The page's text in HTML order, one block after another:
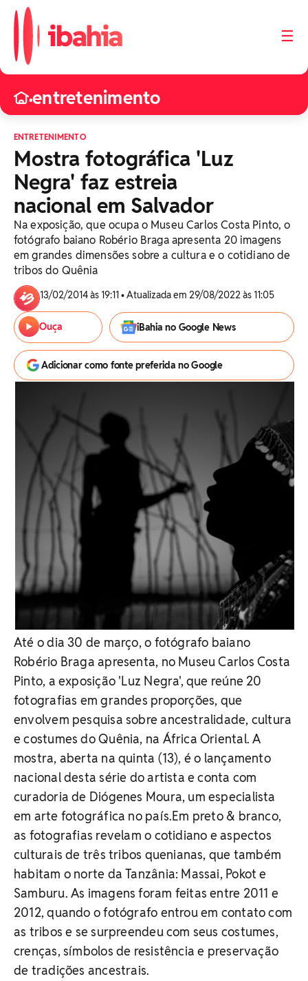
☰
•entretenimento
ENTRETENIMENTO
Mostra fotográfica 'Luz
Negra' faz estreia
nacional em Salvador
Na exposição, que ocupa o Museu Carlos Costa Pinto, o
fotógrafo baiano Robério Braga apresenta 20 imagens
em grandes dimensões sobre a cultura e o cotidiano de
tribos do Quênia
13/02/2014 às 19:11 • Atualizada em 29/08/2022 às 11:05
Ouça iBahia no Google News
Adicionar como fonte preferida no Google
Até o dia 30 de março, o fotógrafo baiano
Robério Braga apresenta, no Museu Carlos Costa
Pinto, a exposição 'Luz Negra', que reúne 20
fotografias em grandes proporções, que
envolvem pesquisa sobre ancestralidade, cultura
e costumes do Quênia, na África Oriental. A
mostra, aberta na quinta (13), é o lançamento
nacional desta série do artista e conta com
curadoria de Diógenes Moura, um especialista
em arte fotográfica no país.Em preto & branco,
as fotografias revelam o cotidiano e aspectos
culturais de três tribos quenianas, que também
habitam o norte da Tanzânia: Massai, Pokot e
Samburu. As imagens foram feitas entre 2011 e
2012, quando o fotógrafo entrou em contato com
as tribos e se surpreendeu com seus costumes,
crenças, símbolos de resistência e preservação
de tradições ancestrais.